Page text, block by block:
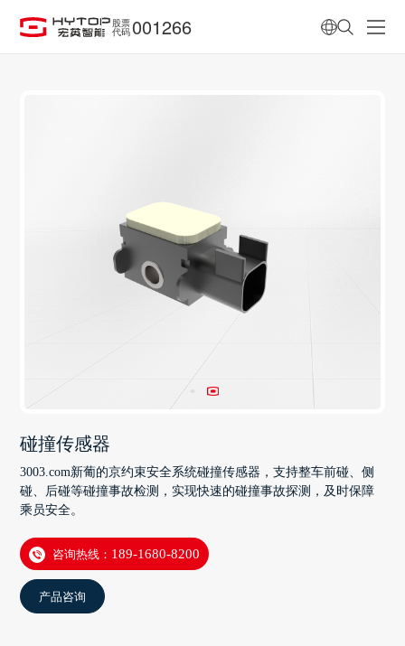
股票
代码 001266
碰撞传感器
3003.com新葡的京约束安全系统碰撞传感器，支持整车前碰、侧
碰、后碰等碰撞事故检测，实现快速的碰撞事故探测，及时保障
乘员安全。
咨询热线： 189-1680-8200
产品咨询